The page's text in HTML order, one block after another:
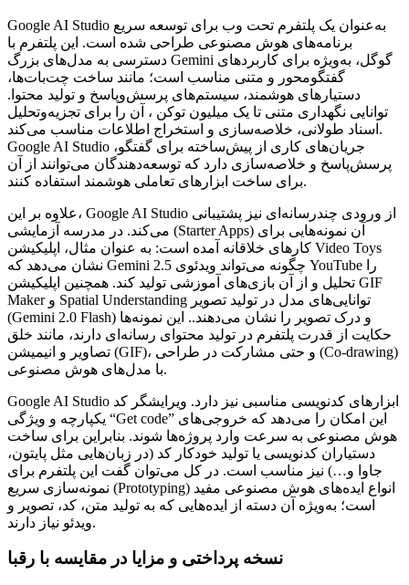
Google AI Studio به‌عنوان یک پلتفرم تحت وب برای توسعه سریع
برنامه‌های هوش مصنوعی طراحی شده است. این پلتفرم با
دسترسی به مدل‌های بزرگ Gemini گوگل، به‌ویژه برای کاربردهای
گفتگومحور و متنی مناسب است؛ مانند ساخت چت‌بات‌ها،
دستیارهای هوشمند، سیستم‌های پرسش‌وپاسخ و تولید محتوا.
توانایی نگهداری متنی تا یک میلیون توکن ، آن را برای تجزیه‌وتحلیل
اسناد طولانی، خلاصه‌سازی و استخراج اطلاعات مناسب می‌کند.
Google AI Studio جریان‌های کاری از پیش‌ساخته برای گفتگو،
پرسش‌پاسخ و خلاصه‌سازی دارد که توسعه‌دهندگان می‌توانند از آن
برای ساخت ابزارهای تعاملی هوشمند استفاده کنند.
علاوه بر این، Google AI Studio از ورودی چندرسانه‌ای نیز پشتیبانی
می‌کند. در مدرسه آزمایشی (Starter Apps) آن نمونه‌هایی برای
کارهای خلاقانه آمده است: به عنوان مثال، اپلیکیشن Video Toys
نشان می‌دهد که Gemini 2.5 چگونه می‌تواند ویدئوی YouTube را
تحلیل و از آن بازی‌های آموزشی تولید کند. همچنین اپلیکیشن GIF
Maker و Spatial Understanding توانایی‌های مدل در تولید تصویر
(Gemini 2.0 Flash) و درک تصویر را نشان می‌دهند.. این نمونه‌ها
حکایت از قدرت پلتفرم در تولید محتوای رسانه‌ای دارند، مانند خلق
تصاویر و انیمیشن (GIF)، و حتی مشارکت در طراحی (Co-drawing)
با مدل‌های هوش مصنوعی.
Google AI Studio ابزارهای کدنویسی مناسبی نیز دارد. ویرایشگر کد
یکپارچه و ویژگی “Get code” این امکان را می‌دهد که خروجی‌های
هوش مصنوعی به سرعت وارد پروژه‌ها شوند. بنابراین برای ساخت
دستیاران کدنویسی یا تولید خودکار کد (در زبان‌هایی مثل پایتون،
جاوا و…) نیز مناسب است. در کل می‌توان گفت این پلتفرم برای
نمونه‌سازی سریع (Prototyping) انواع ایده‌های هوش مصنوعی مفید
است؛ به‌ویژه آن دسته از ایده‌هایی که به تولید متن، کد، تصویر و
ویدئو نیاز دارند.
نسخه پرداختی و مزایا در مقایسه با رقبا